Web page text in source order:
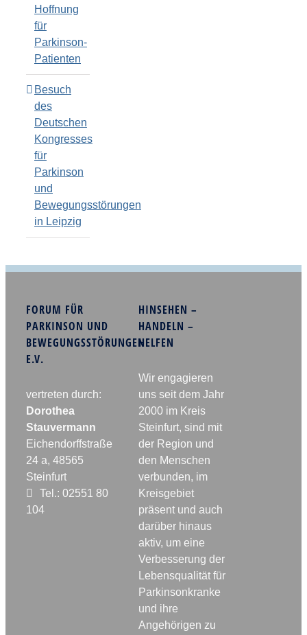
Hoffnung
für
Parkinson-
Patienten
Besuch
des
Deutschen
Kongresses
für
Parkinson
und
Bewegungsstörungen
in Leipzig
FORUM FÜR
PARKINSON UND
BEWEGUNGSSTÖRUNGEN
E.V.
vertreten durch:
Dorothea
Stauvermann
Eichendorffstraße
24 a, 48565
Steinfurt
Tel.: 02551 80
104
HINSEHEN –
HANDELN –
HELFEN
Wir engagieren
uns seit dem Jahr
2000 im Kreis
Steinfurt, sind mit
der Region und
den Menschen
verbunden, im
Kreisgebiet
präsent und auch
darüber hinaus
aktiv, um eine
Verbesserung der
Lebensqualität für
Parkinsonkranke
und ihre
Angehörigen zu